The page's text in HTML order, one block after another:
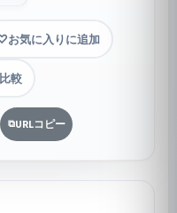
お気に入りに追加
比較
⧉URLコピー